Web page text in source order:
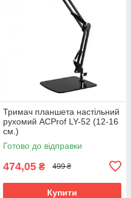
Тримач планшета настільний
рухомий ACProf LY-52 (12-16
см.)
Готово до відправки
474,05 ₴ 499 ₴
Купити